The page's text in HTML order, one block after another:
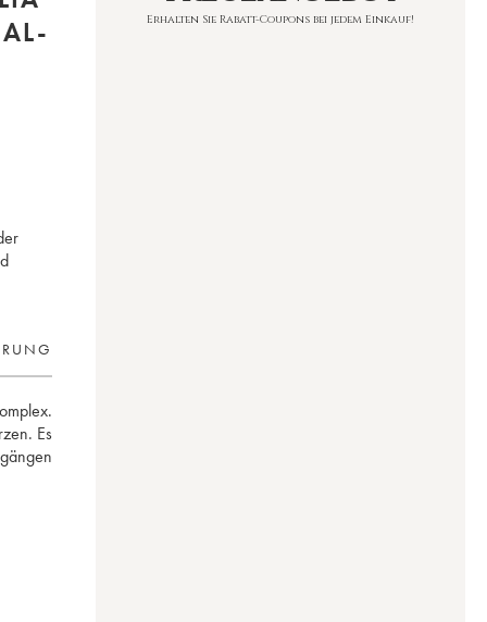
Es
Erhalten Sie Rabatt-Coupons bei jedem Einkauf!